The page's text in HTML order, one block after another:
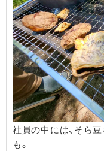
社員の中には、そら
も。